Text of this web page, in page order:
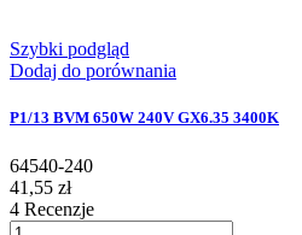
Szybki podgląd
Dodaj do porównania
P1/13 BVM 650W 240V GX6.35 3400K
64540-240
41,55 zł
4 Recenzje